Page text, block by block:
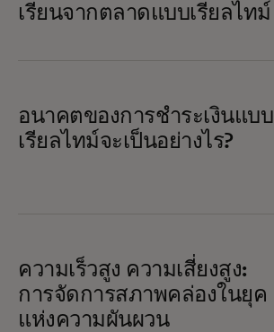
เรียนจากตลาดแบบเรียลไทม์
อนาคตของการชำระเงินแบบ
เรียลไทม์จะเป็นอย่างไร?
ความเร็วสูง ความเสี่ยงสูง:
การจัดการสภาพคล่องในยุค
แห่งความผันผวน